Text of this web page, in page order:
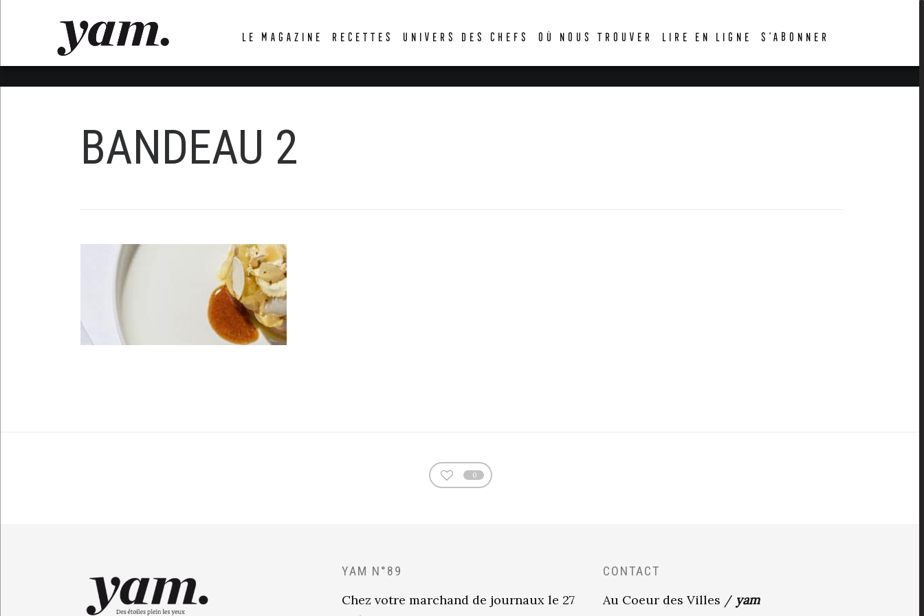
LE MAGAZINE RECETTES UNIVERS DES CHEFS OÙ NOUS TROUVER LIRE EN LIGNE S’ABONNER
BANDEAU 2
0
YAM N°89
Chez votre marchand de journaux le 27
CONTACT
Au Coeur des Villes / yam